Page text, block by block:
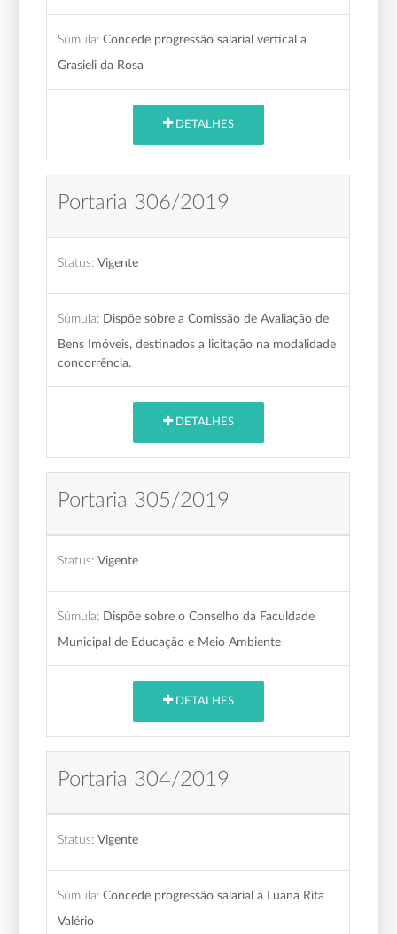
Súmula: Concede progressão salarial vertical a
Grasieli da Rosa
DETALHES
Portaria 306/2019
Status: Vigente
Súmula: Dispõe sobre a Comissão de Avaliação de
Bens Imóveis, destinados a licitação na modalidade
concorrência.
DETALHES
Portaria 305/2019
Status: Vigente
Súmula: Dispõe sobre o Conselho da Faculdade
Municipal de Educação e Meio Ambiente
DETALHES
Portaria 304/2019
Status: Vigente
Súmula: Concede progressão salarial a Luana Rita
Valério